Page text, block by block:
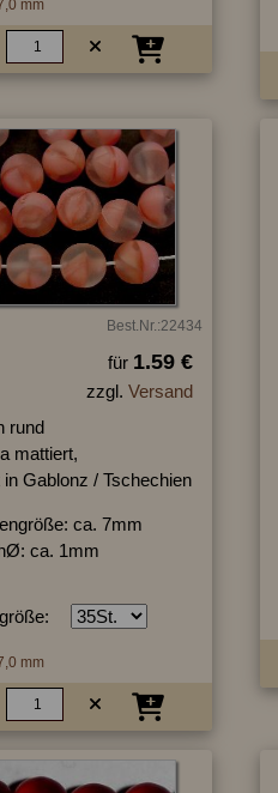
mm
Best.Nr.:22434
für 1.59 €
zzgl. Versand
rund
mattiert,
in Gablonz / Tschechien
ca. 7mm
ca. 1mm
mm